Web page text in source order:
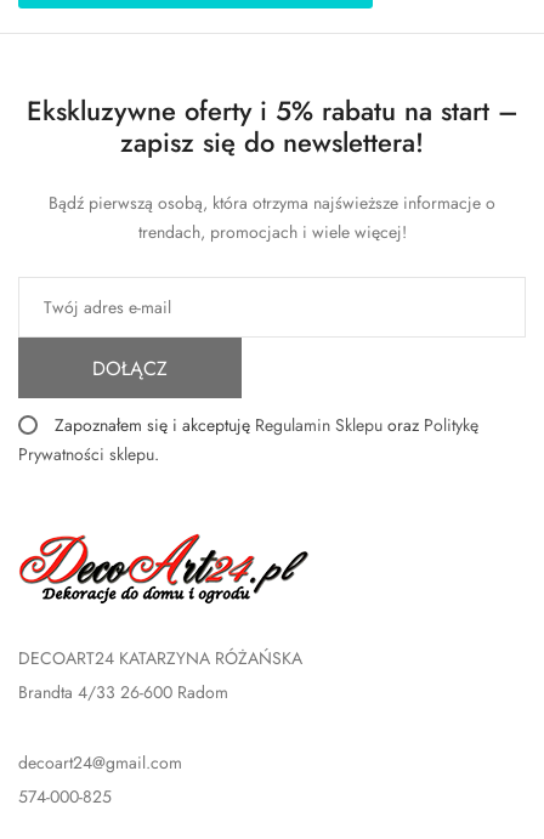
Ekskluzywne oferty i 5% rabatu na start –
zapisz się do newslettera!
Bądź pierwszą osobą, która otrzyma najświeższe informacje o
trendach, promocjach i wiele więcej!
DOŁĄCZ
Zapoznałem się i akceptuję Regulamin Sklepu oraz Politykę
Prywatności sklepu.
DECOART24 KATARZYNA RÓŻAŃSKA
Brandta 4/33 26-600 Radom
decoart24@gmail.com
574-000-825